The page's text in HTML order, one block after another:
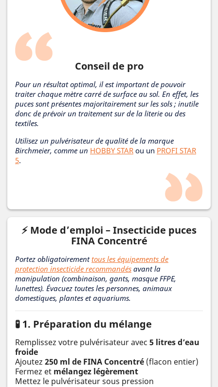
Conseil de pro
Pour un résultat optimal, il est important de pouvoir
traiter chaque mètre carré de surface au sol. En effet, les
puces sont présentes majoritairement sur les sols ; inutile
donc de prévoir un traitement sur de la literie ou des
textiles.
Utilisez un pulvérisateur de qualité de la marque
Birchmeier, comme un HOBBY STAR ou un PROFI STAR
5.
⚡ Mode d’emploi – Insecticide puces
FINA Concentré
Portez obligatoirementtous les équipements de
protection insecticide recommandés avant la
manipulation (combinaison, gants, masque FFPE,
lunettes). Évacuez toutes les personnes, animaux
domestiques, plantes et aquariums.
🧪 1. Préparation du mélange
Remplissez votre pulvérisateur avec 5 litres d’eau
froide
Ajoutez 250 ml de FINA Concentré (flacon entier)
Fermez et mélangez légèrement
Mettez le pulvérisateur sous pression